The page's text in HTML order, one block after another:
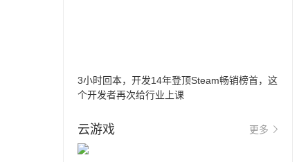
3小时回本，开发14年登顶Steam畅销榜首，这
个开发者再次给行业上课
云游戏 更多